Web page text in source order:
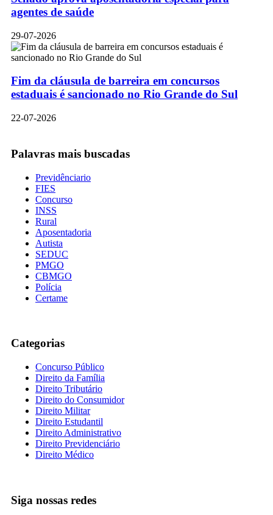
agentes de saúde
29-07-2026
Fim da cláusula de barreira em concursos
estaduais é sancionado no Rio Grande do Sul
22-07-2026
Palavras mais buscadas
Previdênciario
FIES
Concurso
INSS
Rural
Aposentadoria
Autista
SEDUC
PMGO
CBMGO
Polícia
Certame
Categorias
Concurso Público
Direito da Família
Direito Tributário
Direito do Consumidor
Direito Militar
Direito Estudantil
Direito Administrativo
Direito Previdenciário
Direito Médico
Siga nossas redes